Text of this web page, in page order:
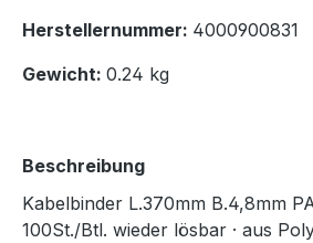
Herstellernummer: 4000900831
Gewicht: 0.24 kg
Beschreibung
Kabelbinder L.370mm B.4,8mm
100St./Btl. wieder lösbar · aus